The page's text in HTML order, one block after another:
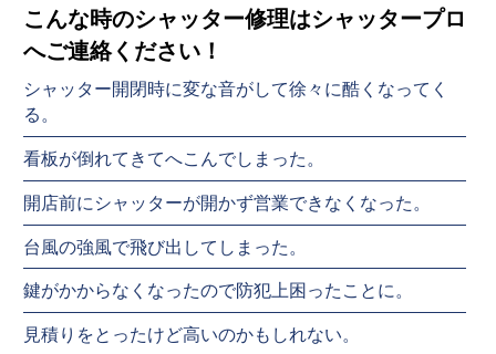
こんな時のシャッター修理はシャッタープロ
へご連絡ください！
シャッター開閉時に変な音がして徐々に酷くなってく
る。
看板が倒れてきてへこんでしまった。
開店前にシャッターが開かず営業できなくなった。
台風の強風で飛び出してしまった。
鍵がかからなくなったので防犯上困ったことに。
見積りをとったけど高いのかもしれない。